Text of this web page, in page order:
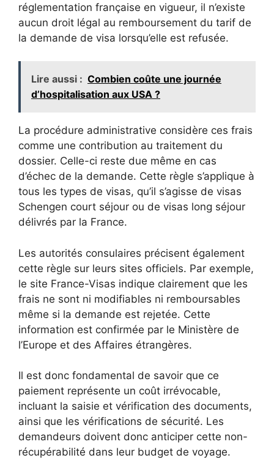
réglementation française en vigueur, il n’existe
aucun droit légal au remboursement du tarif de
la demande de visa lorsqu’elle est refusée.
Lire aussi : Combien coûte une journée
d’hospitalisation aux USA ?
La procédure administrative considère ces frais
comme une contribution au traitement du
dossier. Celle-ci reste due même en cas
d’échec de la demande. Cette règle s’applique à
tous les types de visas, qu’il s’agisse de visas
Schengen court séjour ou de visas long séjour
délivrés par la France.
Les autorités consulaires précisent également
cette règle sur leurs sites officiels. Par exemple,
le site France-Visas indique clairement que les
frais ne sont ni modifiables ni remboursables
même si la demande est rejetée. Cette
information est confirmée par le Ministère de
l’Europe et des Affaires étrangères.
Il est donc fondamental de savoir que ce
paiement représente un coût irrévocable,
incluant la saisie et vérification des documents,
ainsi que les vérifications de sécurité. Les
demandeurs doivent donc anticiper cette non-
récupérabilité dans leur budget de voyage.